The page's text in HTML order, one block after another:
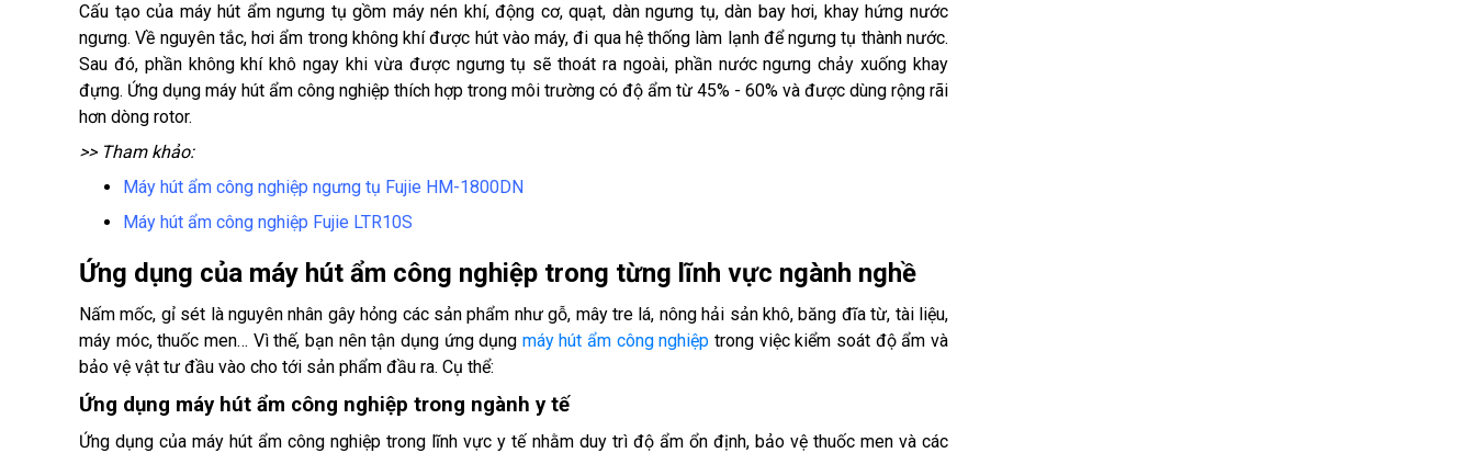
Cấu tạo của máy hút ẩm ngưng tụ gồm máy nén khí, động cơ, quạt, dàn ngưng tụ, dàn bay hơi, khay hứng nước
ngưng. Về nguyên tắc, hơi ẩm trong không khí được hút vào máy, đi qua hệ thống làm lạnh để ngưng tụ thành nước.
Sau đó, phần không khí khô ngay khi vừa được ngưng tụ sẽ thoát ra ngoài, phần nước ngưng chảy xuống khay
đựng. Ứng dụng máy hút ẩm công nghiệp thích hợp trong môi trường có độ ẩm từ 45% - 60% và được dùng rộng rãi
hơn dòng rotor.
>> Tham khảo:
Máy hút ẩm công nghiệp ngưng tụ Fujie HM-1800DN
Máy hút ẩm công nghiệp Fujie LTR10S
Ứng dụng của máy hút ẩm công nghiệp trong từng lĩnh vực ngành nghề
Nấm mốc, gỉ sét là nguyên nhân gây hỏng các sản phẩm như gỗ, mây tre lá, nông hải sản khô, băng đĩa từ, tài liệu,
máy móc, thuốc men… Vì thế, bạn nên tận dụng ứng dụng máy hút ẩm công nghiệp trong việc kiểm soát độ ẩm và
bảo vệ vật tư đầu vào cho tới sản phẩm đầu ra. Cụ thể:
Ứng dụng máy hút ẩm công nghiệp trong ngành y tế
Ứng dụng của máy hút ẩm công nghiệp trong lĩnh vực y tế nhằm duy trì độ ẩm ổn định, bảo vệ thuốc men và các